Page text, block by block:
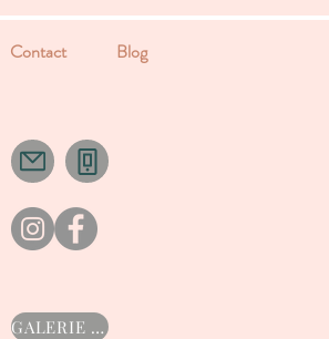
Contact Blog
GALERIE ->